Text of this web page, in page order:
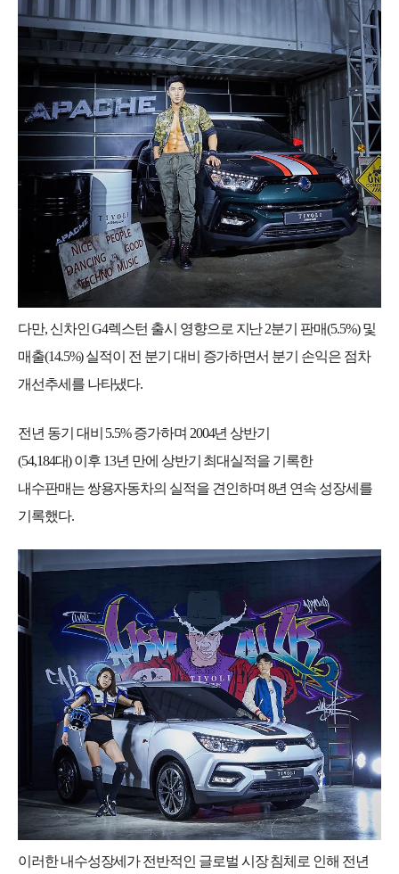
다만, 신차인G4렉스턴 출시 영향으로 지난2분기 판매(5.5%)및
매출(14.5%)실적이 전 분기 대비 증가하면서 분기 손익은 점차
개선추세를 나타냈다.
전년 동기 대비 5.5%증가하며 2004년 상반기
(54,184대)이후 13년 만에 상반기 최대실적을 기록한
내수판매는 쌍용자동차의 실적을 견인하며 8년 연속 성장세를
기록했다.
이러한 내수성장세가 전반적인 글로벌 시장 침체로 인해 전년